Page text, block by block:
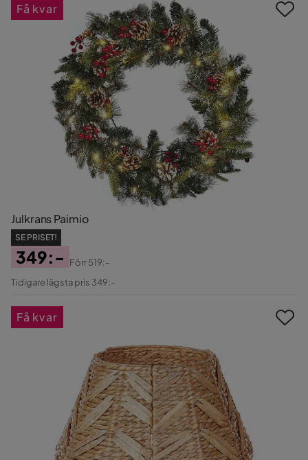
Julkrans Paimio
SE PRISET!
Pris
349:-
Original
Förr519:-
Tidigare lägsta pris 349:-
Få kvar
Få kvar